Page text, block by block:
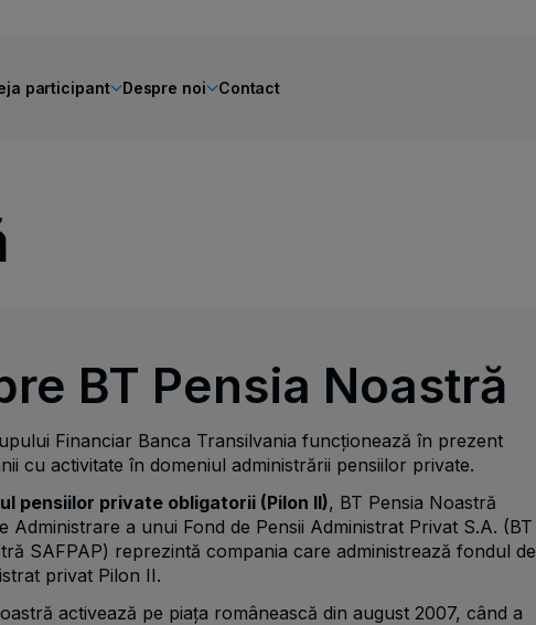
participant Despre noi Contact
BT Pensia Noastră
Financiar Banca Transilvania funcţionează în prezent
cu activitate în domeniul administrării pensiilor private.
pensiilor private obligatorii (Pilon II), BT Pensia Noastră
Administrare a unui Fond de Pensii Administrat Privat S.A. (BT
SAFPAP) reprezintă compania care administrează fondul de
privat Pilon II.
activează pe piața românească din august 2007, când a